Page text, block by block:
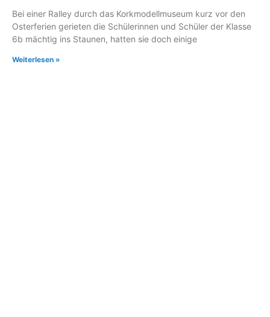
Bei einer Ralley durch das Korkmodellmuseum kurz vor den
Osterferien gerieten die Schülerinnen und Schüler der Klasse
6b mächtig ins Staunen, hatten sie doch einige
Weiterlesen »